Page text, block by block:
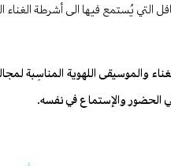
التي يُستمع فيها الى أشرطة
والموسيقى اللهوية المناسِبة
الحضور والإستماع في نفسه.